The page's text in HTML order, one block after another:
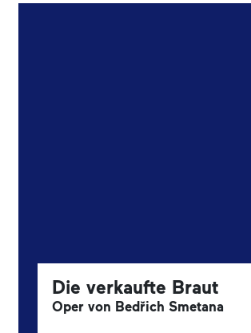
Die verkaufte Braut
Oper von Bedřich Smetana